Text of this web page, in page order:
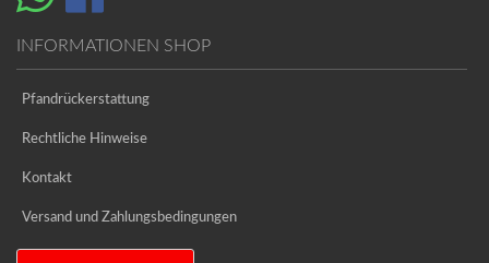
INFORMATIONEN SHOP
Pfandrückerstattung
Rechtliche Hinweise
Kontakt
Versand und Zahlungsbedingungen